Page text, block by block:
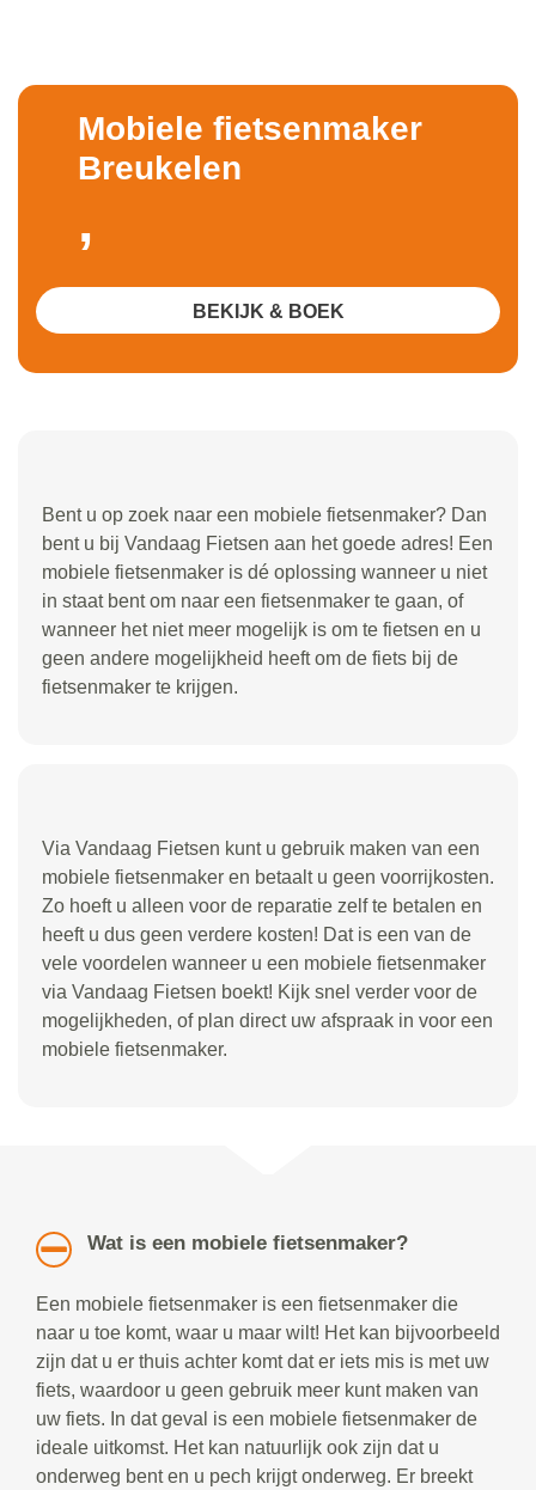
Bent u op zoek naar een mobiele fietsenmaker? Dan
bent u bij Vandaag Fietsen aan het goede adres! Een
mobiele fietsenmaker is dé oplossing wanneer u niet
in staat bent om naar een fietsenmaker te gaan, of
wanneer het niet meer mogelijk is om te fietsen en u
geen andere mogelijkheid heeft om de fiets bij de
fietsenmaker te krijgen.
Mobiele fietsenmaker
Breukelen
,
BEKIJK & BOEK
Via Vandaag Fietsen kunt u gebruik maken van een
mobiele fietsenmaker en betaalt u geen voorrijkosten.
Zo hoeft u alleen voor de reparatie zelf te betalen en
heeft u dus geen verdere kosten! Dat is een van de
vele voordelen wanneer u een mobiele fietsenmaker
via Vandaag Fietsen boekt! Kijk snel verder voor de
mogelijkheden, of plan direct uw afspraak in voor een
mobiele fietsenmaker.
Wat is een mobiele fietsenmaker?
Een mobiele fietsenmaker is een fietsenmaker die
naar u toe komt, waar u maar wilt! Het kan bijvoorbeeld
zijn dat u er thuis achter komt dat er iets mis is met uw
fiets, waardoor u geen gebruik meer kunt maken van
uw fiets. In dat geval is een mobiele fietsenmaker de
ideale uitkomst. Het kan natuurlijk ook zijn dat u
onderweg bent en u pech krijgt onderweg. Er breekt